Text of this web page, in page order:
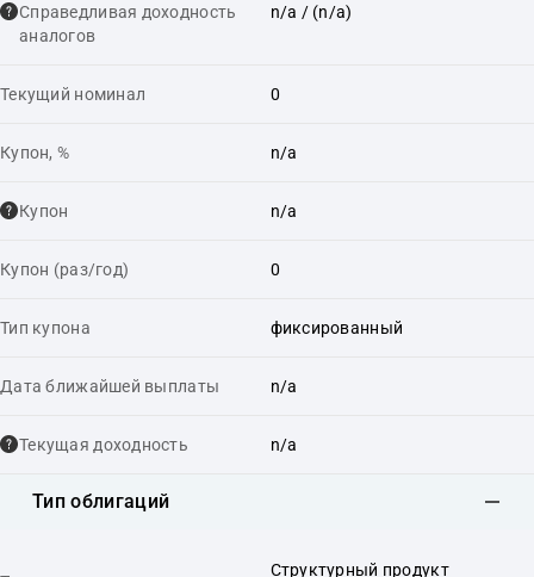
Справедливая доходность
аналогов
n/a / (n/a)
Текущий номинал 0
Купон, % n/a
Купон n/a
Купон (раз/год) 0
Тип купона фиксированный
Дата ближайшей выплаты n/a
Текущая доходность n/a
Тип облигаций
Структурный продукт